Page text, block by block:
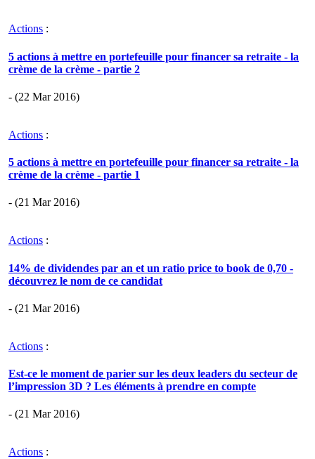
Actions :
5 actions à mettre en portefeuille pour financer sa retraite - la
crème de la crème - partie 2
- (22 Mar 2016)
Actions :
5 actions à mettre en portefeuille pour financer sa retraite - la
crème de la crème - partie 1
- (21 Mar 2016)
Actions :
14% de dividendes par an et un ratio price to book de 0,70 -
découvrez le nom de ce candidat
- (21 Mar 2016)
Actions :
Est-ce le moment de parier sur les deux leaders du secteur de
l’impression 3D ? Les éléments à prendre en compte
- (21 Mar 2016)
Actions :